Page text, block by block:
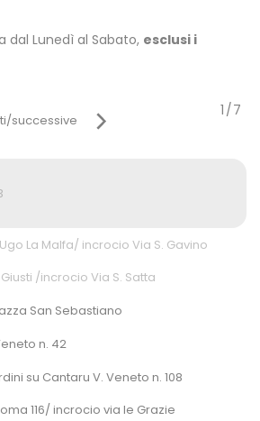
dal Lunedì al Sabato, esclusi i
La Malfa/ incrocio Via S. Gavino
/incrocio Via S. Satta
San Sebastiano
n. 42
su Cantaru V. Veneto n. 108
116/ incrocio via le Grazie